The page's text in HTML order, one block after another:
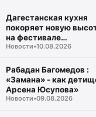
Дагестанская кухня
покоряет новую
на фестивале
«Наследие» в
Новости•10.08.2026
Рабадан Багомедов :
«Замана» - как
Арсена Юсупова»
Новости•09.08.2026